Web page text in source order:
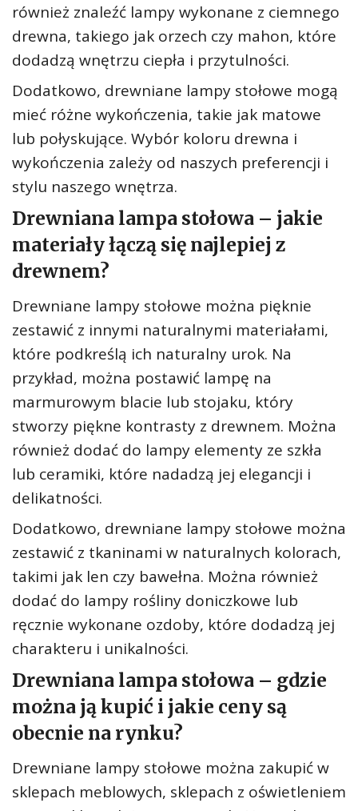
również znaleźć lampy wykonane z ciemnego
drewna, takiego jak orzech czy mahon, które
dodadzą wnętrzu ciepła i przytulności.
Dodatkowo, drewniane lampy stołowe mogą
mieć różne wykończenia, takie jak matowe
lub połyskujące. Wybór koloru drewna i
wykończenia zależy od naszych preferencji i
stylu naszego wnętrza.
Drewniana lampa stołowa – jakie
materiały łączą się najlepiej z
drewnem?
Drewniane lampy stołowe można pięknie
zestawić z innymi naturalnymi materiałami,
które podkreślą ich naturalny urok. Na
przykład, można postawić lampę na
marmurowym blacie lub stojaku, który
stworzy piękne kontrasty z drewnem. Można
również dodać do lampy elementy ze szkła
lub ceramiki, które nadadzą jej elegancji i
delikatności.
Dodatkowo, drewniane lampy stołowe można
zestawić z tkaninami w naturalnych kolorach,
takimi jak len czy bawełna. Można również
dodać do lampy rośliny doniczkowe lub
ręcznie wykonane ozdoby, które dodadzą jej
charakteru i unikalności.
Drewniana lampa stołowa – gdzie
można ją kupić i jakie ceny są
obecnie na rynku?
Drewniane lampy stołowe można zakupić w
sklepach meblowych, sklepach z oświetleniem